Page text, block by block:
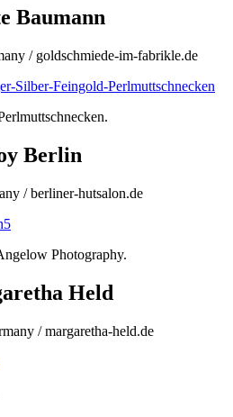
Baumann
/ goldschmiede-im-fabrikle.de
Berlin
/ berliner-hutsalon.de
Photography.
Held
/ margaretha-held.de